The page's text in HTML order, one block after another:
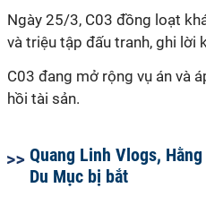
Ngày 25/3, C03 đồng loạt
và triệu tập đấu tranh, ghi lời
C03 đang mở rộng vụ án và
hồi tài sản.
Quang Linh Vlogs, Hằng
Du Mục bị bắt